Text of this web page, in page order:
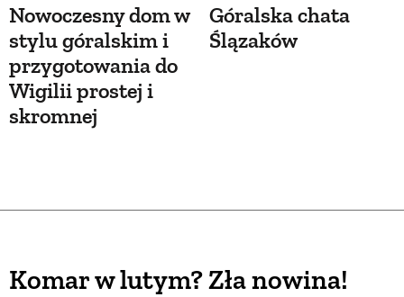
Nowoczesny dom w
stylu góralskim i
przygotowania do
Wigilii prostej i
skromnej
Góralska chata
Ślązaków
Komar w lutym? Zła nowina!